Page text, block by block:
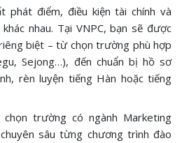
phát điểm, điều kiện tài chính và
nhau. Tại VNPC, bạn sẽ được
biệt – từ chọn trường phù hợp
Sejong…), đến chuẩn bị hồ sơ
rèn luyện tiếng Hàn hoặc tiếng
trường có ngành Marketing
sâu từng chương trình đào